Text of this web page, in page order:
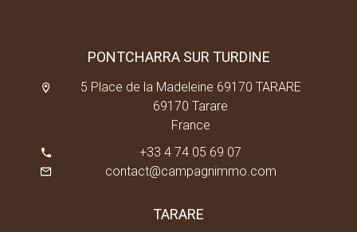
PONTCHARRA SUR TURDINE
5 Place de la Madeleine 69170 TARARE
69170 Tarare
France
+33 4 74 05 69 07
contact@campagnimmo.com
TARARE